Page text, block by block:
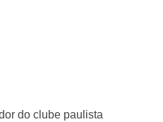
do clube paulista